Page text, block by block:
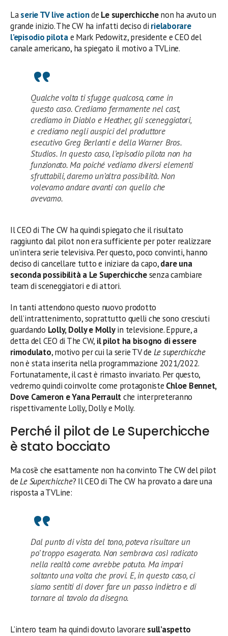
Laserie TV live actionde Le superchicchenon ha avuto un
grande inizio. The CW ha infatti deciso di rielaborare
l’episodio pilotae Mark Pedowitz, presidente e CEO del
canale americano, ha spiegato il motivo a TVLine.
Qualche volta ti sfugge qualcosa, come in
questo caso. Crediamo fermamente nel cast,
crediamo in Diablo e Heather, gli sceneggiatori,
e crediamo negli auspici del produttore
esecutivo Greg Berlanti e della Warner Bros.
Studios. In questo caso, l’episodio pilota non ha
funzionato. Ma poiché vediamo diversi elementi
sfruttabili, daremo un’altra possibilità. Non
volevamo andare avanti con quello che
avevamo.
Il CEO di The CW ha quindi spiegato che il risultato
raggiunto dal pilot non era sufficiente per poter realizzare
un’intera serie televisiva. Per questo, poco convinti, hanno
deciso di cancellare tutto e iniziare da capo,dare una
seconda possibilità a Le Superchicchesenza cambiare
team di sceneggiatori e di attori.
In tanti attendono questo nuovo prodotto
dell’intrattenimento, soprattutto quelli che sono cresciuti
guardando Lolly, Dolly e Mollyin televisione. Eppure, a
detta del CEO di The CW, il pilot ha bisogno di essere
rimodulato, motivo per cui la serie TV de Le superchicche
non è stata inserita nella programmazione 2021/2022.
Fortunatamente, il cast è rimasto invariato. Per questo,
vedremo quindi coinvolte come protagoniste Chloe Bennet,
Dove Cameron e Yana Perraultche interpreteranno
rispettivamente Lolly, Dolly e Molly.
Perché il pilot de Le Superchicche
è stato bocciato
Ma cos’è che esattamente non ha convinto The CW del pilot
deLe Superchicche? Il CEO di The CW ha provato a dare una
risposta a TVLine:
Dal punto di vista del tono, poteva risultare un
po’ troppo esagerato. Non sembrava così radicato
nella realtà come avrebbe potuto. Ma impari
soltanto una volta che provi. E, in questo caso, ci
siamo sentiti di dover fare un passo indietro e di
tornare al tavolo da disegno.
L’intero team ha quindi dovuto lavorare sull’aspetto